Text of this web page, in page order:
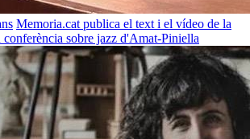
Memoria.cat publica el text i el vídeo de la
conferència sobre jazz d'Amat-Piniella